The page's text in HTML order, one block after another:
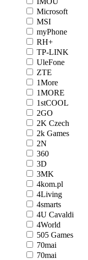
Microsoft
MSI
myPhone
RH+
TP-LINK
UleFone
ZTE
1More
1MORE
1stCOOL
2GO
2K Czech
2k Games
2N
360
3D
3MK
4kom.pl
4Living
4smarts
4U Cavaldi
4World
505 Games
70mai
70mai